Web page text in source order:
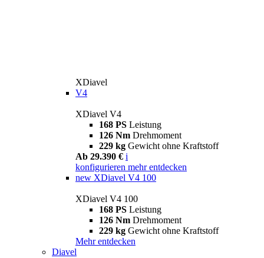
XDiavel
V4
XDiavel V4
168 PS Leistung
126 Nm Drehmoment
229 kg Gewicht ohne Kraftstoff
Ab 29.390 € i
konfigurieren mehr entdecken
new XDiavel V4 100
XDiavel V4 100
168 PS Leistung
126 Nm Drehmoment
229 kg Gewicht ohne Kraftstoff
Mehr entdecken
Diavel